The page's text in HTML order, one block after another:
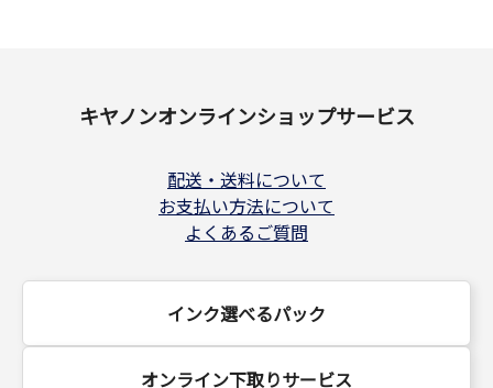
キヤノンオンラインショップサービス
配送・送料について
お支払い方法について
よくあるご質問
インク選べるパック
オンライン下取りサービス